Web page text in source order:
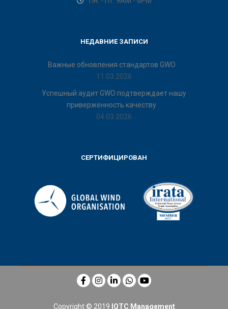
НЕДАВНИЕ ЗАПИСИ
Важные обновления стандартов GWO
11.03.2026
Успешный аудит GWO подтверждает нашу
приверженность качеству
04.03.2026
СЕРТИФИЦИРОВАН
Copyright © 2019 IQTC Management